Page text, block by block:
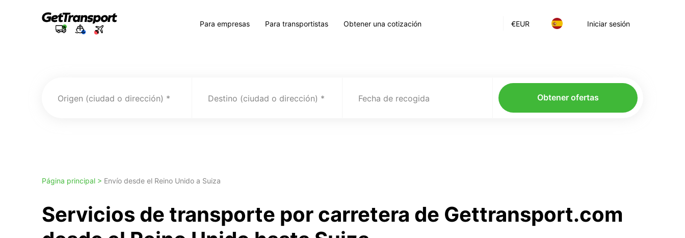
€EUR Iniciar sesión
Para empresas Para transportistas Obtener una cotización
Origen (ciudad o dirección) Destino (ciudad o dirección) Fecha de recogida Obtener ofertas
Página principal > Envío desde el Reino Unido a Suiza
Servicios de transporte por carretera de Gettransport.com